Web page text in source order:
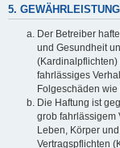
5. GEWÄHRLEISTUNG
Der Betreiber
und Gesundheit
fahrlässiges
Folgeschäden
Die Haftung ist
grob fahrlässigem
Leben, Körper
Vertragspflichten